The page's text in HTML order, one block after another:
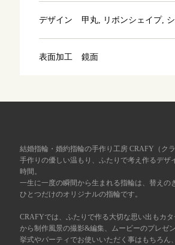
ブログ
デザイン 甲丸, リボンシェイプ,
表面加工 鏡面
結婚指輪・婚約指輪の手作り工房 CRAFY（クラ
手作りの優しい温もり、ふたりで考え作るデザ
時間。
一生に一度の瞬間から生まれる指輪は、替えの
ひとつだけのオリジナルの指輪です。
CRAFYでは、ふたりで作る大切な思い出もカ
から制作風景の撮影&編集、ムービーのプレゼ
挙式やパーティでお使いいただく事はもちろん
川越店 来店
軽井沢店
大阪本店 来店
京都店 来店ご
広島店 来店
オーダーメイド ご